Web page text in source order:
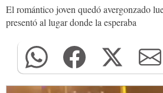
El romántico joven quedó avergonzado
presentó al lugar donde la esperaba